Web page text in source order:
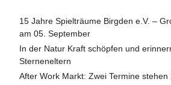
15 Jahre Spielträume Birgden e.V. –
am 05. September
In der Natur Kraft schöpfen und
Sterneneltern
After Work Markt: Zwei Termine stehen